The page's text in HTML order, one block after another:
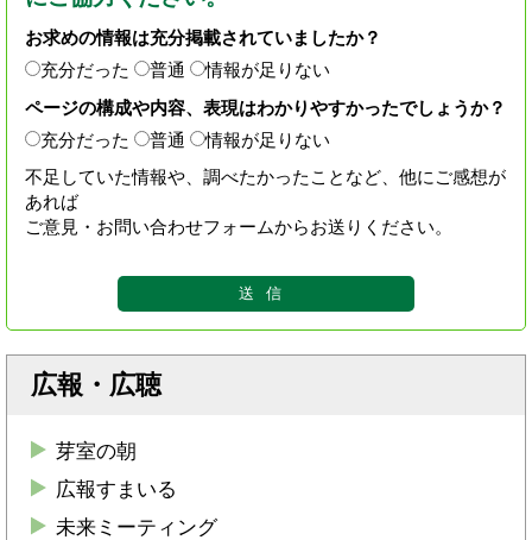
お求めの情報は充分掲載されていましたか？
充分だった
普通
情報が足りない
ページの構成や内容、表現はわかりやすかったでしょうか？
充分だった
普通
情報が足りない
不足していた情報や、調べたかったことなど、他にご感想が
あれば
ご意見・お問い合わせフォームからお送りください。
広報・広聴
芽室の朝
広報すまいる
未来ミーティング